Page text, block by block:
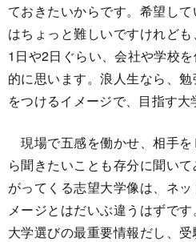
ておきたいからです。希望し
はちょっと難しいですけれど
1日や2日ぐらい、会社や学校
的に思います。浪人生なら、
をつけるイメージで、目指す大
現場で五感を働かせ、相手
ら聞きたいことも存分に聞い
がってくる志望大学像は、ネ
メージとはだいぶ違うはずです
大学選びの最重要情報だし、